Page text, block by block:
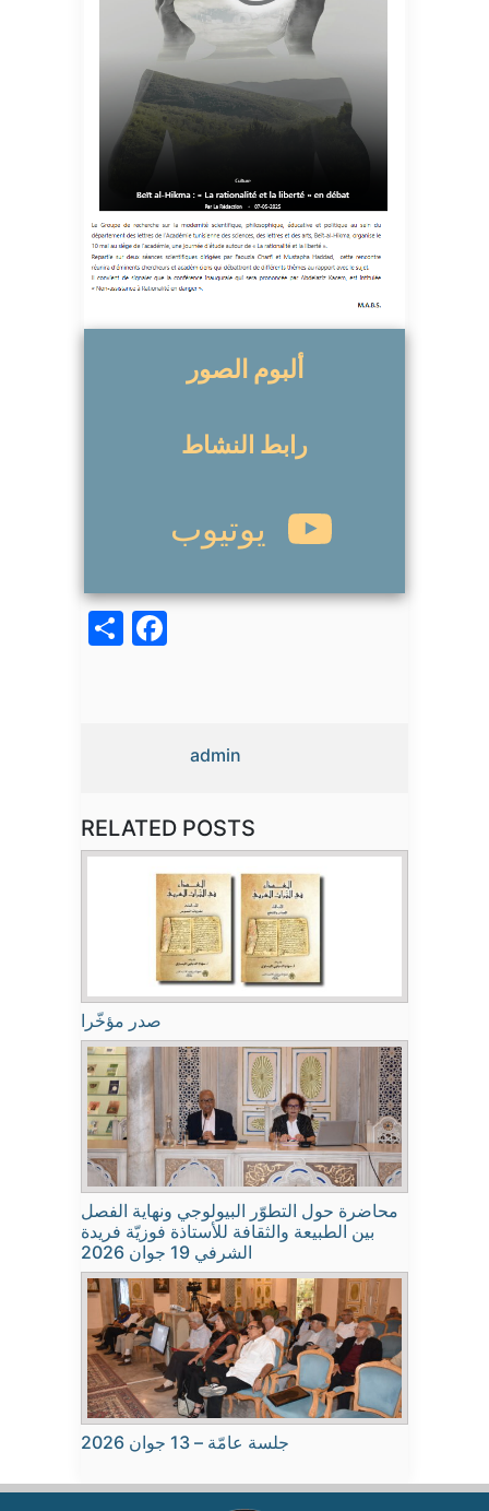
ألبوم الصور
رابط النشاط
يوتيوب
admin
RELATED POSTS
صدر مؤخّرا
محاضرة حول التطوّر البيولوجي ونهاية الفصل
بين الطبيعة والثقافة للأستاذة فوزيّة فريدة
الشرفي 19 جوان 2026
جلسة عامّة – 13 جوان 2026